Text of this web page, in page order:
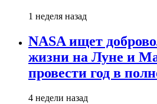
1 неделя назад
NASA ищет
жизни на Луне и
провести год в
4 недели назад